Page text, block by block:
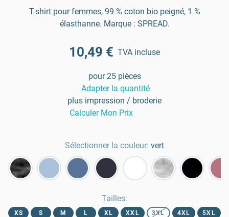
T-shirt pour femmes, 99 % coton bio peigné, 1 %
élasthanne. Marque : SPREAD.
10,49 € TVA incluse
pour 25 pièces
Adapter la quantité
plus impression / broderie
Calculer Mon Prix
Sélectionner la couleur: vert
Tailles:
XS S M L XL XXL 3XL 4XL 5XL